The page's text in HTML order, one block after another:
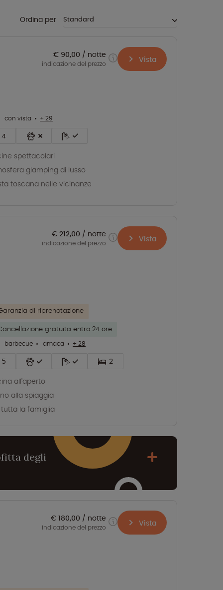
Ordina per
con vista + 29
spettacolari
glamping di lusso
toscana nelle vicinanze
€ 90,00 notte
indicazione del prezzo Vista
di riprenotazione
gratuita entro 24 ore
barbecue
amaca + 28
2
all'aperto
alla spiaggia
tutta la famiglia
€ 212,00 notte
indicazione del prezzo Vista
degli
€ 180,00 notte
indicazione del prezzo Vista